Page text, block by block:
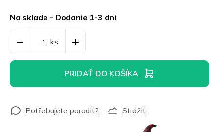
cena:
Na sklade - Dodanie 1-3 dni
PRIDAŤ DO KOŠÍKA
Strážiť